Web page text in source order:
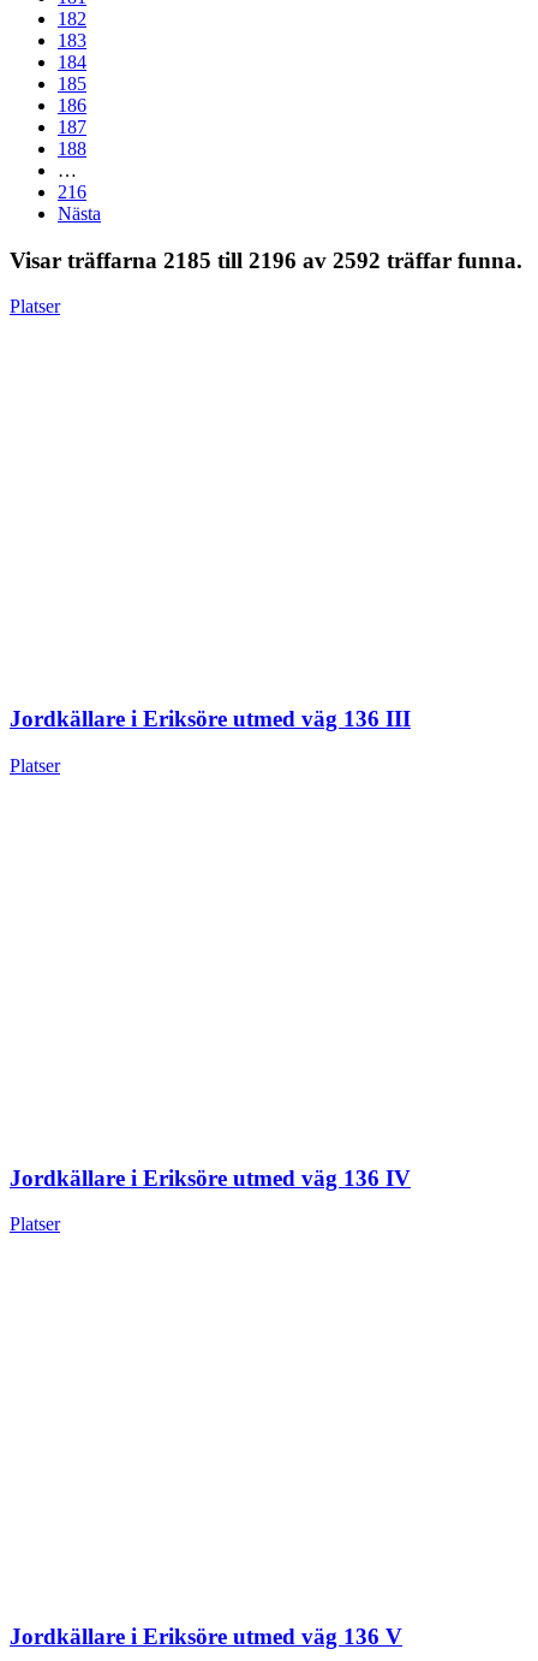
182
183
184
185
186
187
188
…
216
Nästa
Visar träffarna 2185 till 2196 av 2592 träffar funna.
Platser
Jordkällare i Eriksöre utmed väg 136 III
Platser
Jordkällare i Eriksöre utmed väg 136 IV
Platser
Jordkällare i Eriksöre utmed väg 136 V